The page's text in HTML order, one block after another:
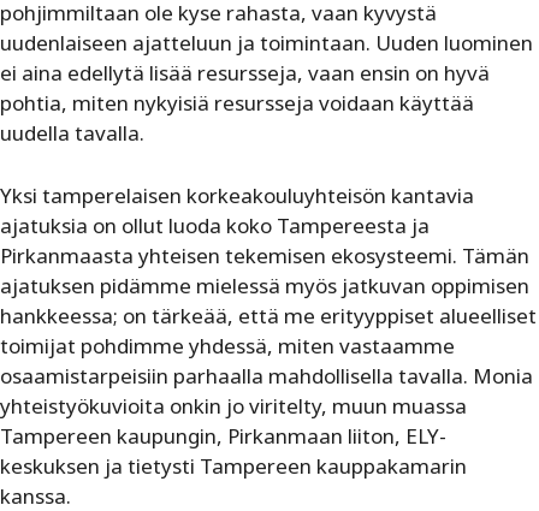
pohjimmiltaan ole kyse rahasta, vaan kyvystä
uudenlaiseen ajatteluun ja toimintaan. Uuden luominen
ei aina edellytä lisää resursseja, vaan ensin on hyvä
pohtia, miten nykyisiä resursseja voidaan käyttää
uudella tavalla.
Yksi tamperelaisen korkeakouluyhteisön kantavia
ajatuksia on ollut luoda koko Tampereesta ja
Pirkanmaasta yhteisen tekemisen ekosysteemi. Tämän
ajatuksen pidämme mielessä myös jatkuvan oppimisen
hankkeessa; on tärkeää, että me erityyppiset alueelliset
toimijat pohdimme yhdessä, miten vastaamme
osaamistarpeisiin parhaalla mahdollisella tavalla. Monia
yhteistyökuvioita onkin jo viritelty, muun muassa
Tampereen kaupungin, Pirkanmaan liiton, ELY-
keskuksen ja tietysti Tampereen kauppakamarin
kanssa.